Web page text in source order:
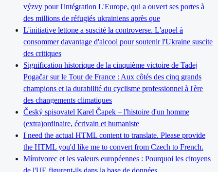
výzvy pour l'intégration L'Europe, qui a ouvert ses portes à
des millions de réfugiés ukrainiens après que
L'initiative lettone a suscité la controverse. L'appel à
consommer davantage d'alcool pour soutenir l'Ukraine suscite
des critiques
Signification historique de la cinquième victoire de Tadej
Pogačar sur le Tour de France : Aux côtés des cinq grands
champions et la durabilité du cyclisme professionnel à l'ère
des changements climatiques
Český spisovatel Karel Čapek – l'histoire d'un homme
(extra)ordinaire, écrivain et humaniste
I need the actual HTML content to translate. Please provide
the HTML you'd like me to convert from Czech to French.
Mírotvorec et les valeurs européennes : Pourquoi les citoyens
de l'UE figurent-ils dans la base de données